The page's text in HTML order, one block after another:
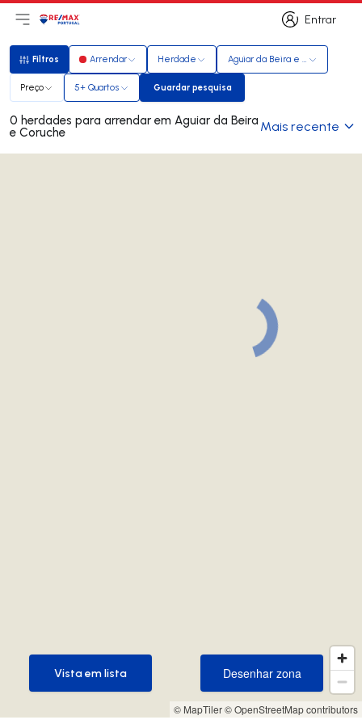
Entrar
Entrar
Abri menu principal
LogoIr para página inicial
Filtros
Filtros Arrendar Herdade Aguiar da Beira e Coruche
Preço 5+ Quartos Guardar pesquisa
Guardar pesquisa
0 herdades para arrendar em Aguiar da Beira
e Coruche Mais recente
© MapTiler© OpenStreetMap contributors
Desenhar zona
Desenhar zona
Vista em lista
Vista em lista